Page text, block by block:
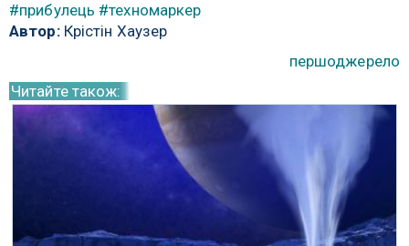
#прибулець #техномаркер
Автор:Крістін Хаузер
першоджерело
Читайте також: